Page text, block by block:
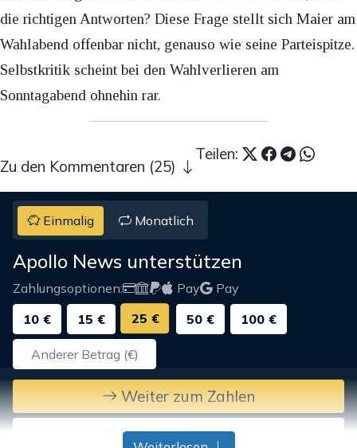
die richtigen Antworten? Diese Frage stellt sich Maier am
Wahlabend offenbar nicht, genauso wie seine Parteispitze.
Selbstkritik scheint bei den Wahlverlieren am
Sonntagabend ohnehin rar.
Teilen:
Zu den Kommentaren (25)
Einmalig Monatlich
Apollo News unterstützen
Zahlungsoptionen: Pay
Pay
10 €
15 € 25 € 50 € 100 €
Weiter zum Zahlen
Bank-Überweisung